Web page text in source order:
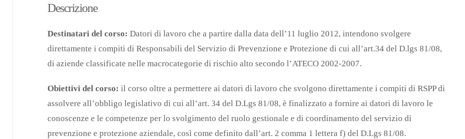
Descrizione
Destinatari del corso: Datori di lavoro che a partire dalla data dell’11 luglio 2012, intendono svolgere
direttamente i compiti di Responsabili del Servizio di Prevenzione e Protezione di cui all’art.34 del D.lgs 81/08,
di aziende classificate nelle macrocategorie di rischio alto secondo l’ATECO 2002-2007.
Obiettivi del corso: il corso oltre a permettere ai datori di lavoro che svolgono direttamente i compiti di RSPP di
assolvere all’obbligo legislativo di cui all’art. 34 del D.Lgs 81/08, è finalizzato a fornire ai datori di lavoro le
conoscenze e le competenze per lo svolgimento del ruolo gestionale e di coordinamento del servizio di
prevenzione e protezione aziendale, così come definito dall’art. 2 comma 1 lettera f) del D.Lgs 81/08.